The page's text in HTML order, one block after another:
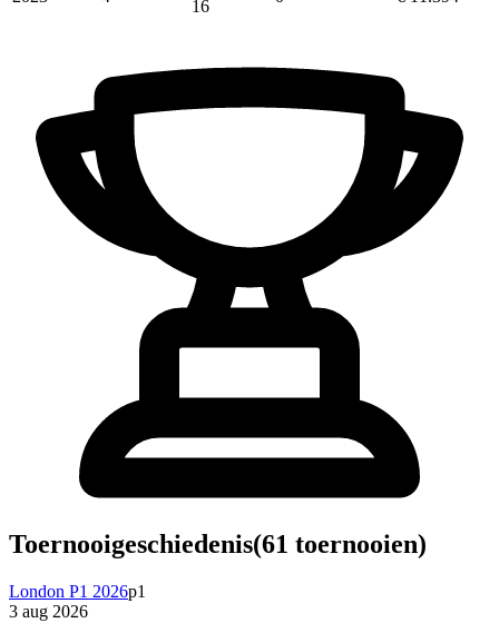
16
Toernooigeschiedenis(61 toernooien)
London P1 2026p1
3 aug 2026